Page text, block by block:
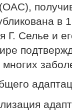
в
Г. Селье и